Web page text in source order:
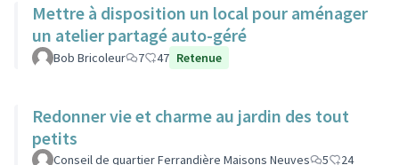
Mettre à disposition un local pour aménager
un atelier partagé auto-géré
Bob Bricoleur 7 47 Retenue
Redonner vie et charme au jardin des tout
petits
Conseil de quartier Ferrandière Maisons Neuves 5
24